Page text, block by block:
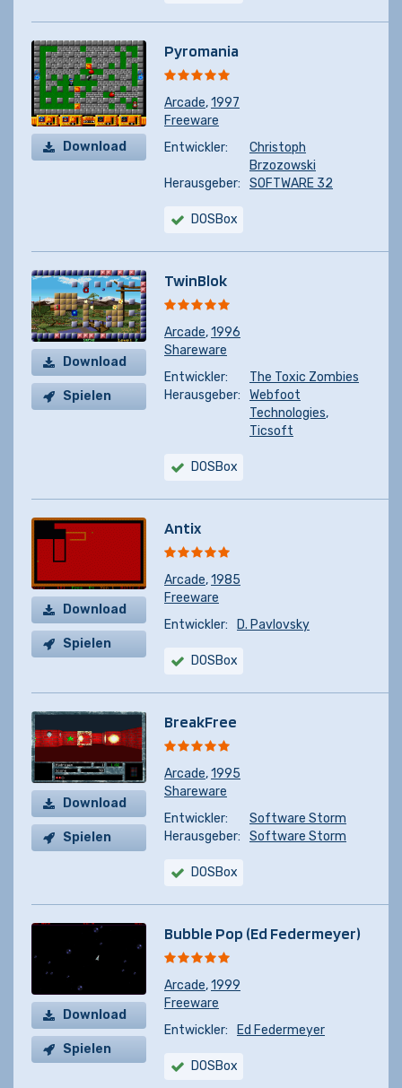
Download
Pyromania
Arcade,1997
Freeware
Entwickler:
Christoph
Brzozowski
Herausgeber:
SOFTWARE 32
DOSBox
Download
Spielen
TwinBlok
Arcade,1996
Shareware
Entwickler:
The Toxic Zombies
Herausgeber:
Webfoot
Technologies,
Ticsoft
DOSBox
Download
Spielen
Antix
Arcade,1985
Freeware
Entwickler:
D. Pavlovsky
DOSBox
Download
Spielen
BreakFree
Arcade,1995
Shareware
Entwickler:
Software Storm
Herausgeber:
Software Storm
DOSBox
Download
Spielen
Bubble Pop (Ed Federmeyer)
Arcade,1999
Freeware
Entwickler:
Ed Federmeyer
DOSBox